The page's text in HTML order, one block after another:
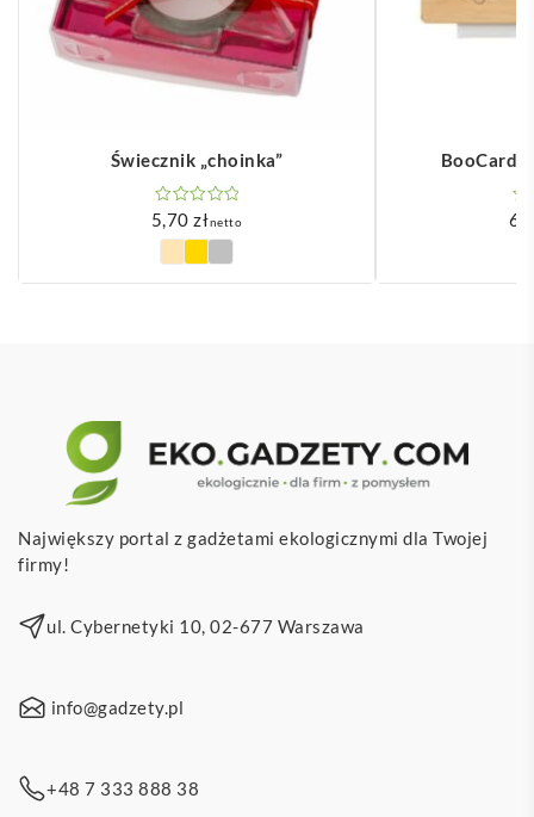
Świecznik „choinka”
5,70złnetto
BooCard
Największy portal z gadżetami ekologicznymi dla Twojej
firmy!
ul. Cybernetyki 10, 02-677 Warszawa
info@gadzety.pl
+48 7 333 888 38